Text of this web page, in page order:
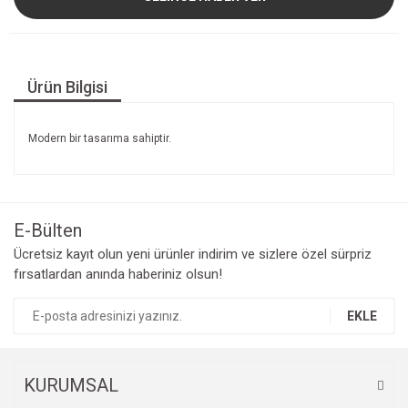
Ürün Bilgisi
Modern bir tasarıma sahiptir.
E-Bülten
Ücretsiz kayıt olun yeni ürünler indirim ve sizlere özel sürpriz
fırsatlardan anında haberiniz olsun!
EKLE
KURUMSAL